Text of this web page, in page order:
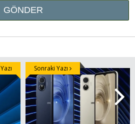
Sonraki Yazı